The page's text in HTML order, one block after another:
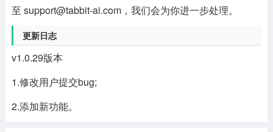
至 support@tabbit-ai.com，我们会为你进一步处理。
更新日志
v1.0.29版本
1.修改用户提交bug;
2.添加新功能。